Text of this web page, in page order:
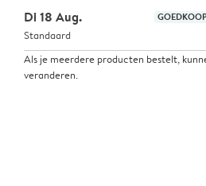
Di 18 Aug.
Standaard
Als je meerdere producten bestelt,
veranderen.